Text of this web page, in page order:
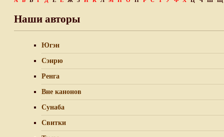
Наши авторы
Югэн
Сэнрю
Ренга
Вне канонов
Сунаба
Свитки